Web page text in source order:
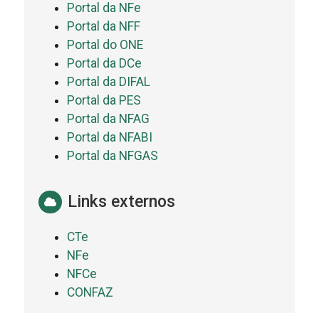
Portal da NFe
Portal da NFF
Portal do ONE
Portal da DCe
Portal da DIFAL
Portal da PES
Portal da NFAG
Portal da NFABI
Portal da NFGAS
Links externos
CTe
NFe
NFCe
CONFAZ